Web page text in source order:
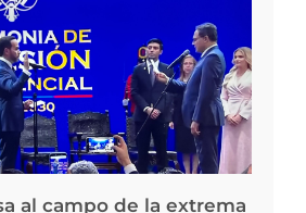
al campo de la extrema